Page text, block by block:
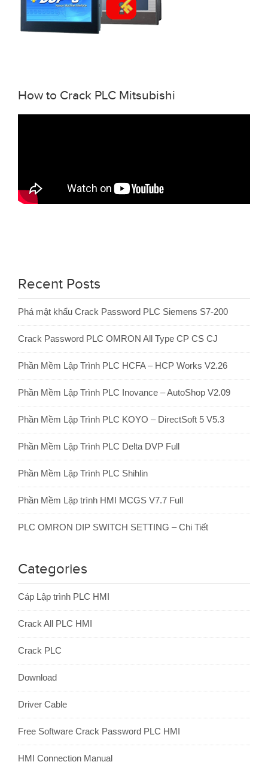
How to Crack PLC Mitsubishi
Recent Posts
Phá mật khẩu Crack Password PLC Siemens S7-200
Crack Password PLC OMRON All Type CP CS CJ
Phần Mềm Lập Trình PLC HCFA – HCP Works V2.26
Phần Mềm Lập Trình PLC Inovance – AutoShop V2.09
Phần Mềm Lập Trình PLC KOYO – DirectSoft 5 V5.3
Phần Mềm Lập Trình PLC Delta DVP Full
Phần Mềm Lập Trình PLC Shihlin
Phần Mềm Lập trình HMI MCGS V7.7 Full
PLC OMRON DIP SWITCH SETTING – Chi Tiết
Categories
Cáp Lập trình PLC HMI
Crack All PLC HMI
Crack PLC
Download
Driver Cable
Free Software Crack Password PLC HMI
HMI Connection Manual